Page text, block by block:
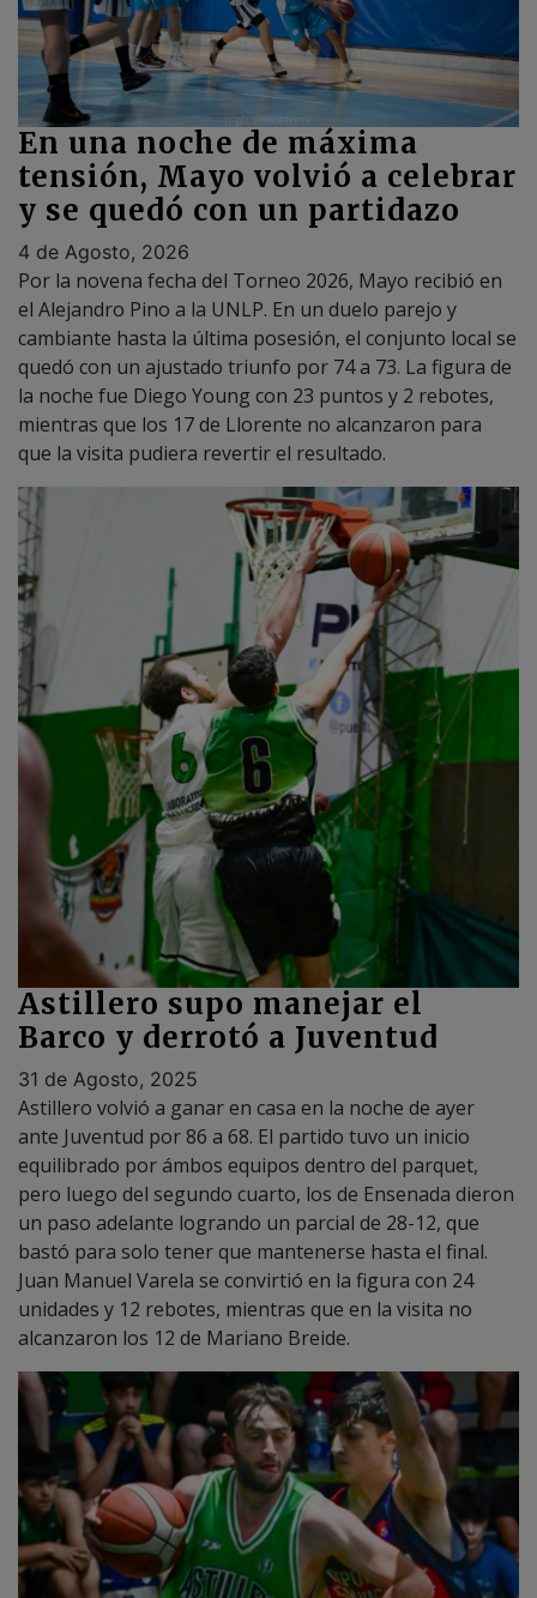
En una noche de máxima
tensión, Mayo volvió a celebrar
y se quedó con un partidazo
4 de Agosto, 2026
Por la novena fecha del Torneo 2026, Mayo recibió en
el Alejandro Pino a la UNLP. En un duelo parejo y
cambiante hasta la última posesión, el conjunto local se
quedó con un ajustado triunfo por 74 a 73. La figura de
la noche fue Diego Young con 23 puntos y 2 rebotes,
mientras que los 17 de Llorente no alcanzaron para
que la visita pudiera revertir el resultado.
Astillero supo manejar el
Barco y derrotó a Juventud
31 de Agosto, 2025
Astillero volvió a ganar en casa en la noche de ayer
ante Juventud por 86 a 68. El partido tuvo un inicio
equilibrado por ámbos equipos dentro del parquet,
pero luego del segundo cuarto, los de Ensenada dieron
un paso adelante logrando un parcial de 28-12, que
bastó para solo tener que mantenerse hasta el final.
Juan Manuel Varela se convirtió en la figura con 24
unidades y 12 rebotes, mientras que en la visita no
alcanzaron los 12 de Mariano Breide.